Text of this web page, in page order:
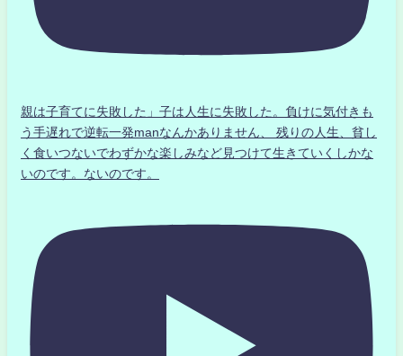
親は子育てに失敗した」子は人生に失敗した。負けに気付きも
う手遅れで逆転一発manなんかありません、 残りの人生、貧し
く食いつないでわずかな楽しみなど見つけて生きていくしかな
いのです。ないのです。